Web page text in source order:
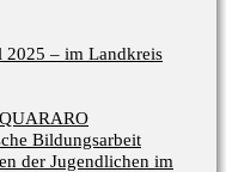
2025 – im Landkreis
Bildungsarbeit
der Jugendlichen im